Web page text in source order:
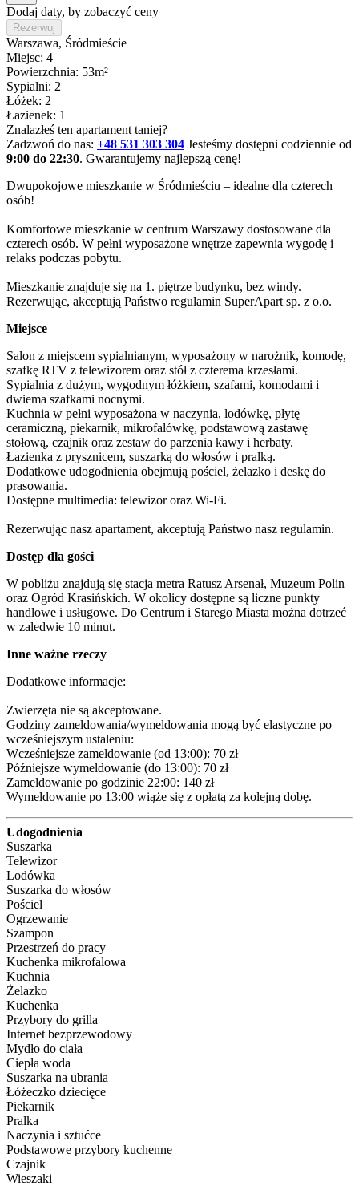
Dodaj daty, by zobaczyć ceny
Rezerwuj
Warszawa, Śródmieście
Miejsc: 4
Powierzchnia: 53m²
Sypialni: 2
Łóżek: 2
Łazienek: 1
Znalazłeś ten apartament taniej?
Zadzwoń do nas: +48 531 303 304 Jesteśmy dostępni codziennie od
9:00 do 22:30. Gwarantujemy najlepszą cenę!
Dwupokojowe mieszkanie w Śródmieściu – idealne dla czterech
osób!
Komfortowe mieszkanie w centrum Warszawy dostosowane dla
czterech osób. W pełni wyposażone wnętrze zapewnia wygodę i
relaks podczas pobytu.
Mieszkanie znajduje się na 1. piętrze budynku, bez windy.
Rezerwując, akceptują Państwo regulamin SuperApart sp. z o.o.
Miejsce
Salon z miejscem sypialnianym, wyposażony w narożnik, komodę,
szafkę RTV z telewizorem oraz stół z czterema krzesłami.
Sypialnia z dużym, wygodnym łóżkiem, szafami, komodami i
dwiema szafkami nocnymi.
Kuchnia w pełni wyposażona w naczynia, lodówkę, płytę
ceramiczną, piekarnik, mikrofalówkę, podstawową zastawę
stołową, czajnik oraz zestaw do parzenia kawy i herbaty.
Łazienka z prysznicem, suszarką do włosów i pralką.
Dodatkowe udogodnienia obejmują pościel, żelazko i deskę do
prasowania.
Dostępne multimedia: telewizor oraz Wi-Fi.
Rezerwując nasz apartament, akceptują Państwo nasz regulamin.
Dostęp dla gości
W pobliżu znajdują się stacja metra Ratusz Arsenał, Muzeum Polin
oraz Ogród Krasińskich. W okolicy dostępne są liczne punkty
handlowe i usługowe. Do Centrum i Starego Miasta można dotrzeć
w zaledwie 10 minut.
Inne ważne rzeczy
Dodatkowe informacje:
Zwierzęta nie są akceptowane.
Godziny zameldowania/wymeldowania mogą być elastyczne po
wcześniejszym ustaleniu:
Wcześniejsze zameldowanie (od 13:00): 70 zł
Późniejsze wymeldowanie (do 13:00): 70 zł
Zameldowanie po godzinie 22:00: 140 zł
Wymeldowanie po 13:00 wiąże się z opłatą za kolejną dobę.
Udogodnienia
Suszarka
Telewizor
Lodówka
Suszarka do włosów
Pościel
Ogrzewanie
Szampon
Przestrzeń do pracy
Kuchenka mikrofalowa
Kuchnia
Żelazko
Kuchenka
Przybory do grilla
Internet bezprzewodowy
Mydło do ciała
Ciepła woda
Suszarka na ubrania
Łóżeczko dziecięce
Piekarnik
Pralka
Naczynia i sztućce
Podstawowe przybory kuchenne
Czajnik
Wieszaki